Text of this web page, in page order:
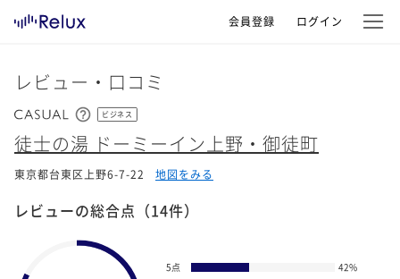
会員登録 ログイン
レビュー・口コミ
ビジネス
徒士の湯 ドーミーイン上野・御徒町
東京都台東区上野6-7-22 地図をみる
レビューの総合点 （14件）
5点 42%